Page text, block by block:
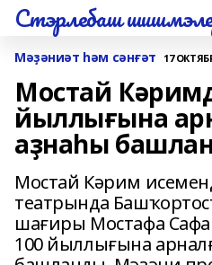
Стэрлебаш
Мәҙәниәт һәм сәнғәт 17
Мостай
йыллығына
аҙнаһы
Мостай Кәрим
театрында
шағиры Мостафа
100 йыллығына